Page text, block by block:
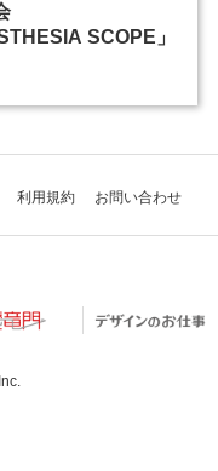
SCOPE」
利用規約 お問い合わせ